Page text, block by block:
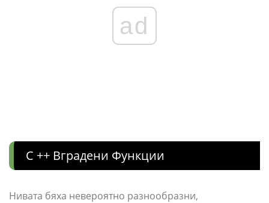
ad
C ++ Вградени Функции
Нивата бяха невероятно разнообразни,